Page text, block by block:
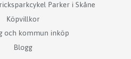
Parker i Skåne
Köpvillkor
och kommun inköp
Blogg